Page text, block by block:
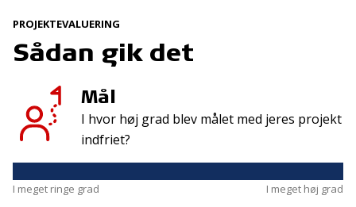
PROJEKTEVALUERING
Sådan gik det
Mål
I hvor høj grad blev målet med jeres projekt
indfriet?
I meget ringe grad I meget høj grad
Kontakt
TrygFonden
info@trygfonden.dk
TryghedsGruppen
45 26 08 26